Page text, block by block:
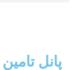
پانل